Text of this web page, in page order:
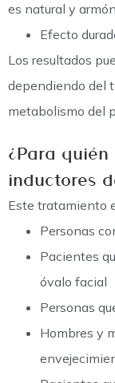
es natural y
Efecto
Los resultados
dependiendo del
metabolismo del
¿Para
inductores
Este tratamiento
Personas
Pacientes
óvalo facial
Personas
Hombres y